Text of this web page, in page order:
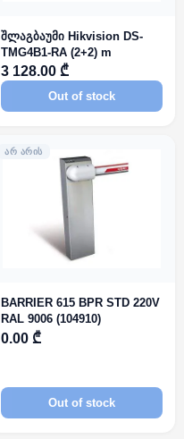
შლაგბაუმი Hikvision DS-
TMG4B1-RA (2+2) m
3 128.00 ₾
Out of stock
ᲐᲠ ᲐᲠᲘᲡ
BARRIER 615 BPR STD 220V
RAL 9006 (104910)
0.00 ₾
Out of stock